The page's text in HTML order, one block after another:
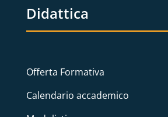
Didattica
Offerta Formativa
Calendario accademico